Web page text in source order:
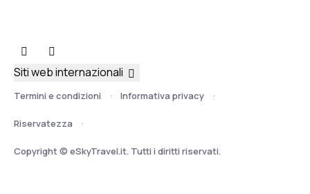
Termini e condizioni Informativa privacy
Riservatezza
Copyright © eSkyTravel.it. Tutti i diritti riservati.
Siti web internazionali